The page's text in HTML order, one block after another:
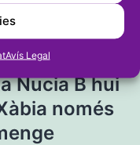
Avís Legal
Nucia B hui
només